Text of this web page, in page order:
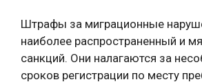
Штрафы за миграционные
наиболее распространенный и
санкций. Они налагаются за
сроков регистрации по месту